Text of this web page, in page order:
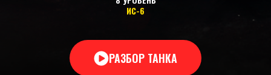
ИС-6
РАЗБОР ТАНКА